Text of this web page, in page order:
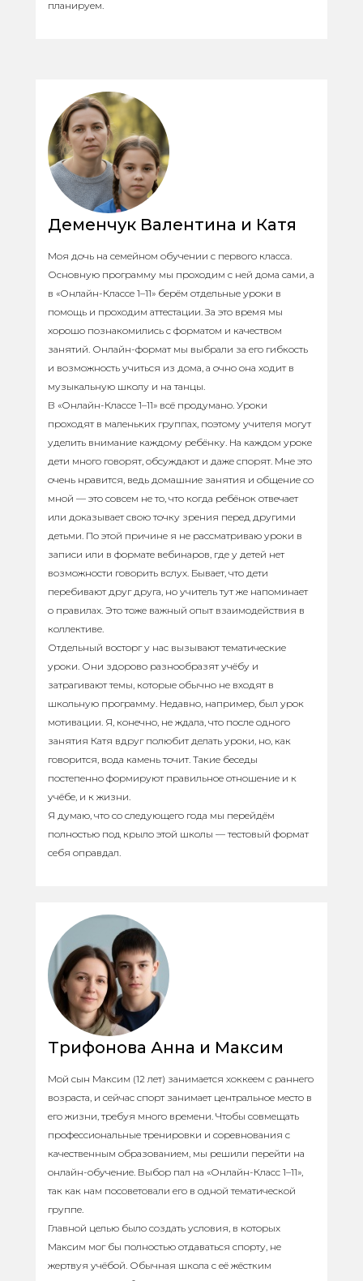
планируем.
Деменчук Валентина и Катя
Моя дочь на семейном обучении с первого класса.
Основную программу мы проходим с ней дома сами, а
в «Онлайн-Классе 1–11» берём отдельные уроки в
помощь и проходим аттестации. За это время мы
хорошо познакомились с форматом и качеством
занятий. Онлайн-формат мы выбрали за его гибкость
и возможность учиться из дома, а очно она ходит в
музыкальную школу и на танцы.
В «Онлайн-Классе 1–11» всё продумано. Уроки
проходят в маленьких группах, поэтому учителя могут
уделить внимание каждому ребёнку. На каждом уроке
дети много говорят, обсуждают и даже спорят. Мне это
очень нравится, ведь домашние занятия и общение со
мной — это совсем не то, что когда ребёнок отвечает
или доказывает свою точку зрения перед другими
детьми. По этой причине я не рассматриваю уроки в
записи или в формате вебинаров, где у детей нет
возможности говорить вслух. Бывает, что дети
перебивают друг друга, но учитель тут же напоминает
о правилах. Это тоже важный опыт взаимодействия в
коллективе.
Отдельный восторг у нас вызывают тематические
уроки. Они здорово разнообразят учёбу и
затрагивают темы, которые обычно не входят в
школьную программу. Недавно, например, был урок
мотивации. Я, конечно, не ждала, что после одного
занятия Катя вдруг полюбит делать уроки, но, как
говорится, вода камень точит. Такие беседы
постепенно формируют правильное отношение и к
учёбе, и к жизни.
Я думаю, что со следующего года мы перейдём
полностью под крыло этой школы — тестовый формат
себя оправдал.
Трифонова Анна и Максим
Мой сын Максим (12 лет) занимается хоккеем с раннего
возраста, и сейчас спорт занимает центральное место в
его жизни, требуя много времени. Чтобы совмещать
профессиональные тренировки и соревнования с
качественным образованием, мы решили перейти на
онлайн-обучение. Выбор пал на «Онлайн-Класс 1–11»,
так как нам посоветовали его в одной тематической
группе.
Главной целью было создать условия, в которых
Максим мог бы полностью отдаваться спорту, не
жертвуя учёбой. Обычная школа с её жёстким